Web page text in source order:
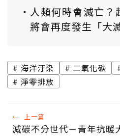
人類何時會滅亡？
將會再度發生「大
海洋汙染 二氧化碳
淨零排放
← 上一篇
減碳不分世代－青年抗暖